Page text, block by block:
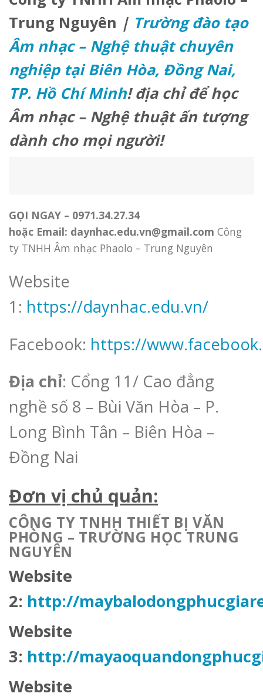
Trung Nguyên | Trường đào tạo
Âm nhạc – Nghệ thuật chuyên
nghiệp tại Biên Hòa, Đồng Nai,
TP. Hồ Chí Minh!địa chỉ để học
Âm nhạc – Nghệ thuật ấn tượng
dành cho mọi người!
GỌI NGAY – 0971.34.27.34
hoặc Email: daynhac.edu.vn@gmail.com Công
ty TNHH Âm nhạc Phaolo – Trung Nguyên
Website
1: https://daynhac.edu.vn/
Facebook: https://
Địa chỉ: Cổng 11/ Cao đẳng
nghề số 8 – Bùi Văn Hòa – P.
Long Bình Tân – Biên Hòa –
Đồng Nai
Đơn vị chủ quản:
CÔNG TY TNHH THIẾT BỊ VĂN
PHÒNG – TRƯỜNG HỌCTRUNG
NGUYÊN
Website
2: http://
Website
3: http://
Website